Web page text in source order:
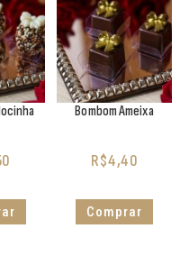
Bombom Ameixa
R$4,40
Comprar